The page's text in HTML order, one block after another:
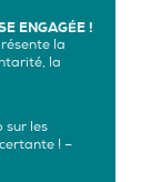
ENGAGÉE !
la
la
sur les
! –